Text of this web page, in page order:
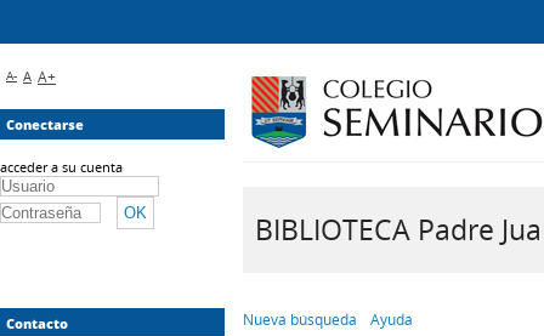
BIBLIOTECA Padre
Nueva búsqueda Ayuda
A- A A+
Conectarse
acceder a su cuenta
Contacto